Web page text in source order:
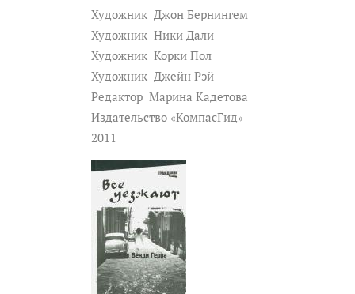
одного из героев, либо серьезно
изучали их случаи.
Художник Джон Бернингем
Художник Ники Дали
Художник Корки Пол
Художник Джейн Рэй
Редактор Марина Кадетова
Издательство «КомпасГид»
2011